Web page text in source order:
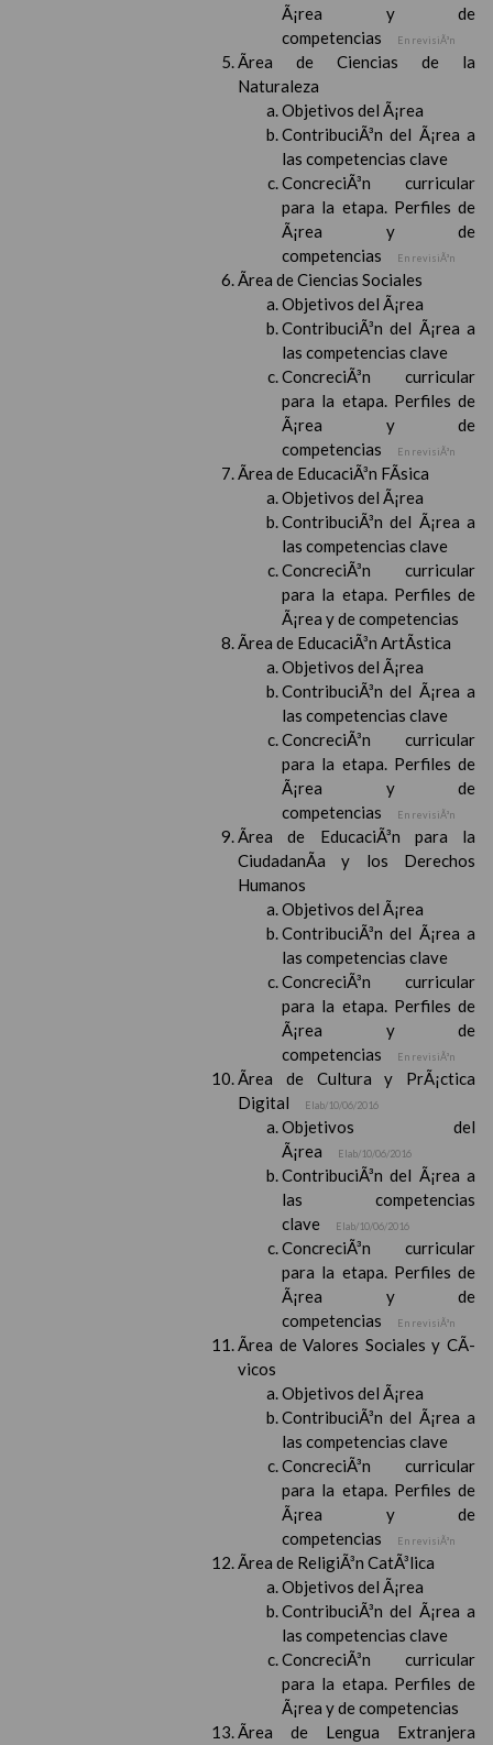
Ã¡rea y de
competencias
En revisiÃ³n
Ãrea de Ciencias de la
Naturaleza
Objetivos del Ã¡rea
ContribuciÃ³n del Ã¡rea a
las competencias clave
ConcreciÃ³n curricular
para la etapa. Perfiles de
Ã¡rea y de
competencias
En revisiÃ³n
Ãrea de Ciencias Sociales
Objetivos del Ã¡rea
ContribuciÃ³n del Ã¡rea a
las competencias clave
ConcreciÃ³n curricular
para la etapa. Perfiles de
Ã¡rea y de
competencias
En revisiÃ³n
Ãrea de EducaciÃ³n FÃ­sica
Objetivos del Ã¡rea
ContribuciÃ³n del Ã¡rea a
las competencias clave
ConcreciÃ³n curricular
para la etapa. Perfiles de
Ã¡rea y de competencias
Ãrea de EducaciÃ³n ArtÃ­stica
Objetivos del Ã¡rea
ContribuciÃ³n del Ã¡rea a
las competencias clave
ConcreciÃ³n curricular
para la etapa. Perfiles de
Ã¡rea y de
competencias
En revisiÃ³n
Ãrea de EducaciÃ³n para la
CiudadanÃ­a y los Derechos
Humanos
Objetivos del Ã¡rea
ContribuciÃ³n del Ã¡rea a
las competencias clave
ConcreciÃ³n curricular
para la etapa. Perfiles de
Ã¡rea y de
competencias
En revisiÃ³n
Ãrea de Cultura y PrÃ¡ctica
Digital
Elab/10/06/2016
Objetivos del
Ã¡rea
Elab/10/06/2016
ContribuciÃ³n del Ã¡rea a
las competencias
clave
Elab/10/06/2016
ConcreciÃ³n curricular
para la etapa. Perfiles de
Ã¡rea y de
competencias
En revisiÃ³n
Ãrea de Valores Sociales y CÃ­
vicos
Objetivos del Ã¡rea
ContribuciÃ³n del Ã¡rea a
las competencias clave
ConcreciÃ³n curricular
para la etapa. Perfiles de
Ã¡rea y de
competencias
En revisiÃ³n
Ãrea de ReligiÃ³n CatÃ³lica
Objetivos del Ã¡rea
ContribuciÃ³n del Ã¡rea a
las competencias clave
ConcreciÃ³n curricular
para la etapa. Perfiles de
Ã¡rea y de competencias
Ãrea de Lengua Extranjera